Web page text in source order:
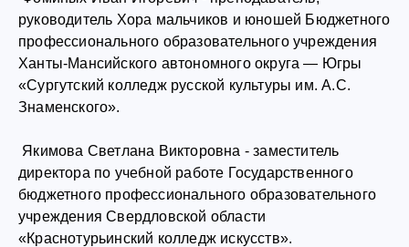
руководитель Хора мальчиков и юношей Бюджетного
профессионального образовательного учреждения
Ханты-Мансийского автономного округа — Югры
«Сургутский колледж русской культуры им. А.С.
Знаменского».
Якимова Светлана Викторовна - заместитель
директора по учебной работе Государственного
бюджетного профессионального образовательного
учреждения Свердловской области
«Краснотурьинский колледж искусств».